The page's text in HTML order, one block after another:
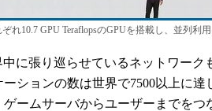
れ10.7 GPU TeraflopsのGPUを搭載し、並列利
に張り巡らせているネットワーク
ションの数は世界で7500以上に達
ームサーバからユーザーまでをつ